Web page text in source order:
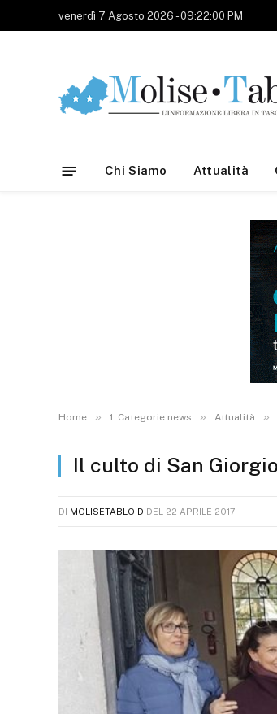
venerdì 7 Agosto 2026 - 09:22:00 PM
Chi Siamo Attualità
Home » 1. Categorie news » Attualità »
Il culto di San
DI MOLISETABLOID DEL 22 APRILE 2017